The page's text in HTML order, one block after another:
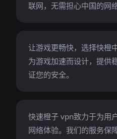
联网，无需担心中国的网
让游戏更畅快，选择快橙
为游戏加速而设计，提供
证您的安全。
快速橙子 vpn致力于为用
网络体验。我们的服务保